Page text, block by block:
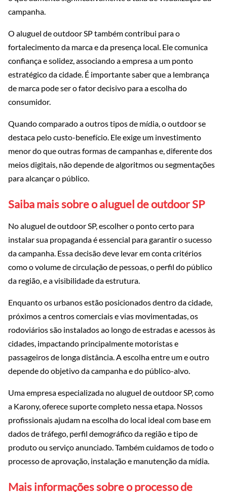
campanha.
O aluguel de outdoor SP também contribui para o
fortalecimento da marca e da presença local. Ele comunica
confiança e solidez, associando a empresa a um ponto
estratégico da cidade. É importante saber que a lembrança
de marca pode ser o fator decisivo para a escolha do
consumidor.
Quando comparado a outros tipos de mídia, o outdoor se
destaca pelo custo-benefício. Ele exige um investimento
menor do que outras formas de campanhas e, diferente dos
meios digitais, não depende de algoritmos ou segmentações
para alcançar o público.
Saiba mais sobre o aluguel de outdoor SP
No aluguel de outdoor SP, escolher o ponto certo para
instalar sua propaganda é essencial para garantir o sucesso
da campanha. Essa decisão deve levar em conta critérios
como o volume de circulação de pessoas, o perfil do público
da região, e a visibilidade da estrutura.
Enquanto os urbanos estão posicionados dentro da cidade,
próximos a centros comerciais e vias movimentadas, os
rodoviários são instalados ao longo de estradas e acessos às
cidades, impactando principalmente motoristas e
passageiros de longa distância. A escolha entre um e outro
depende do objetivo da campanha e do público-alvo.
Uma empresa especializada no aluguel de outdoor SP, como
a Karony, oferece suporte completo nessa etapa. Nossos
profissionais ajudam na escolha do local ideal com base em
dados de tráfego, perfil demográfico da região e tipo de
produto ou serviço anunciado. Também cuidamos de todo o
processo de aprovação, instalação e manutenção da mídia.
Mais informações sobre o processo de